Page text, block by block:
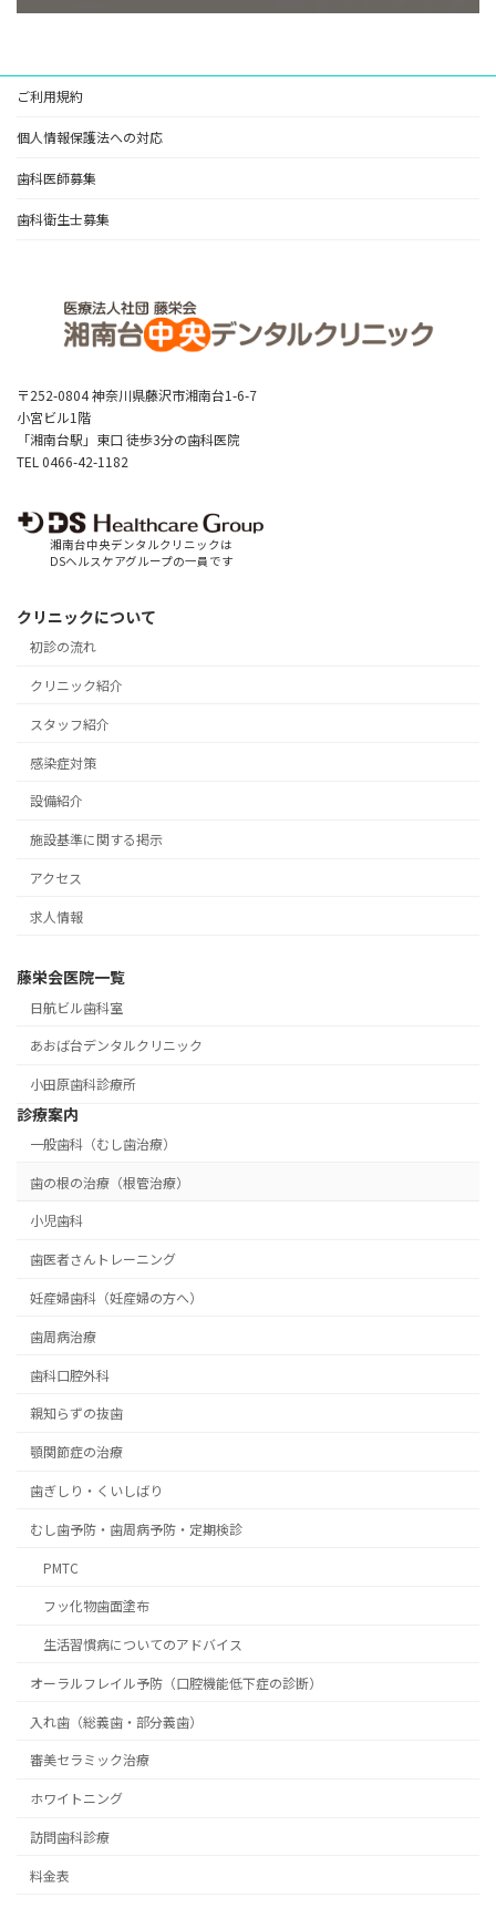
ご利用規約
個人情報保護法への対応
歯科医師募集
歯科衛生士募集
〒252-0804 神奈川県藤沢市湘南台1-6-7
小宮ビル1階
「湘南台駅」東口 徒歩3分の歯科医院
TEL 0466-42-1182
湘南台中央デンタルクリニックは
DSヘルスケアグループの一員です
クリニックについて
初診の流れ
クリニック紹介
スタッフ紹介
感染症対策
設備紹介
施設基準に関する掲示
アクセス
求人情報
藤栄会医院一覧
日航ビル歯科室
あおば台デンタルクリニック
小田原歯科診療所
診療案内
一般歯科（むし歯治療）
歯の根の治療（根管治療）
小児歯科
歯医者さんトレーニング
妊産婦歯科（妊産婦の方へ）
歯周病治療
歯科口腔外科
親知らずの抜歯
顎関節症の治療
歯ぎしり・くいしばり
むし歯予防・歯周病予防・定期検診
PMTC
フッ化物歯面塗布
生活習慣病についてのアドバイス
オーラルフレイル予防（口腔機能低下症の診断）
入れ歯（総義歯・部分義歯）
審美セラミック治療
ホワイトニング
訪問歯科診療
料金表